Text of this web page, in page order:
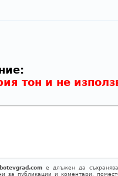
тон и не
botevgrad.comе длъжен да
за публикации и коментари,